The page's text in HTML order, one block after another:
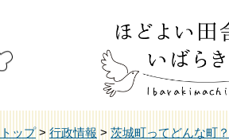
トップ> 行政情報 > 茨城町ってどんな町？